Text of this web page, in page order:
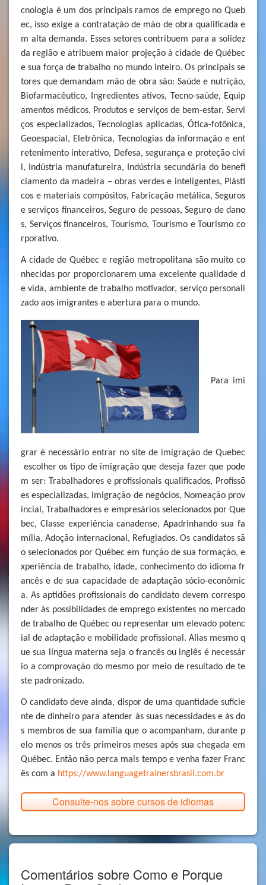
cnologia é um dos principais ramos de emprego no Queb
ec, isso exige a contratação de mão de obra qualificada e
m alta demanda. Esses setores contribuem para a solidez
da região e atribuem maior projeção à cidade de Québec
e sua força de trabalho no mundo inteiro. Os principais se
tores que demandam mão de obra são: Saúde e nutrição,
Biofarmacêutico, Ingredientes ativos, Tecno-saúde, Equip
amentos médicos, Produtos e serviços de bem-estar, Servi
ços especializados, Tecnologias aplicadas, Ótica-fotônica,
Geoespacial, Eletrônica, Tecnologias da informação e ent
retenimento interativo, Defesa, segurança e proteção civi
l, Indústria manufatureira, Indústria secundária do benefi
ciamento da madeira – obras verdes e inteligentes, Plásti
cos e materiais compósitos, Fabricação metálica, Seguros
e serviços financeiros, Seguro de pessoas, Seguro de dano
s, Serviços financeiros, Tourismo, Tourismo e Tourismo co
rporativo.
A cidade de Québec e região metropolitana são muito co
nhecidas por proporcionarem uma excelente qualidade d
e vida, ambiente de trabalho motivador, serviço personali
zado aos imigrantes e abertura para o mundo.
Para imi
grar é necessário entrar no site de imigração de Quebec
escolher os tipo de imigração que deseja fazer que pode
m ser: Trabalhadores e profissionais qualificados, Profissõ
es especializadas, Imigração de negócios, Nomeação prov
incial, Trabalhadores e empresários selecionados por Que
bec, Classe experiência canadense, Apadrinhando sua fa
mília, Adoção internacional, Refugiados. Os candidatos sã
o selecionados por Québec em função de sua formação, e
xperiência de trabalho, idade, conhecimento do idioma fr
ancês e de sua capacidade de adaptação sócio-econômic
a. As aptidões profissionais do candidato devem correspo
nder às possibilidades de emprego existentes no mercado
de trabalho de Québec ou representar um elevado potenc
ial de adaptação e mobilidade profissional. Alias mesmo q
ue sua língua materna seja o francês ou inglês é necessár
io a comprovação do mesmo por meio de resultado de te
ste padronizado.
O candidato deve ainda, dispor de uma quantidade suficie
nte de dinheiro para atender às suas necessidades e às do
s membros de sua família que o acompanham, durante p
elo menos os três primeiros meses após sua chegada em
Québec. Então não perca mais tempo e venha fazer Franc
ês com a https://www.languagetrainersbrasil.com.br
Consulte-nos sobre cursos de idiomas
Comentários sobre Como e Porque